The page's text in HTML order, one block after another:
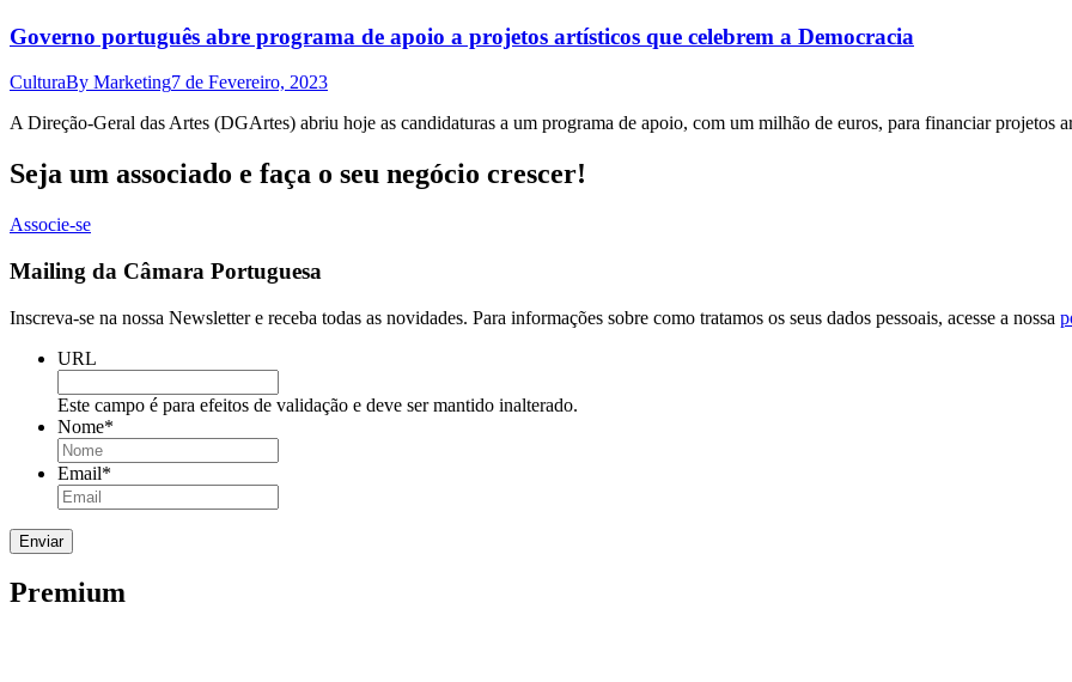
Governo português abre programa de apoio a projetos artísticos que celebrem a Democracia
CulturaBy Marketing7 de Fevereiro, 2023
A Direção-Geral das Artes (DGArtes) abriu hoje as candidaturas a um programa de apoio, com um milhão de euros, para financiar projetos
Seja um associado e faça o seu negócio crescer!
Associe-se
Mailing da Câmara Portuguesa
Inscreva-se na nossa Newsletter e receba todas as novidades. Para informações sobre como tratamos os seus dados pessoais, acesse a nossa
URL
Este campo é para efeitos de validação e deve ser mantido inalterado.
Nome*
Email*
Premium